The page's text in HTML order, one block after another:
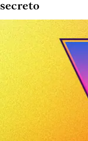
secreto